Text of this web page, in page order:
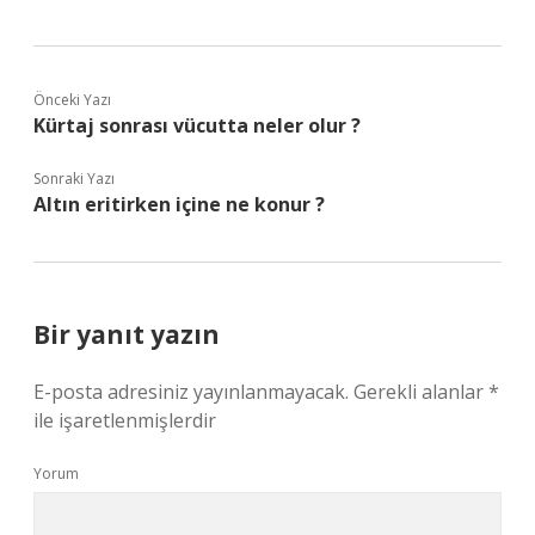
Önceki Yazı
Kürtaj sonrası vücutta neler olur ?
Sonraki Yazı
Altın eritirken içine ne konur ?
Bir yanıt yazın
E-posta adresiniz yayınlanmayacak. Gerekli alanlar*
ile işaretlenmişlerdir
Yorum